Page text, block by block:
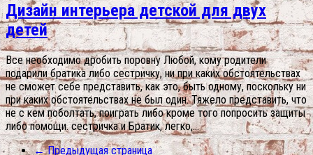
Дизайн интерьера детской для двух
детей
Все необходимо дробить поровну Любой, кому родители
подарили братика либо сестричку, ни при каких обстоятельствах
не сможет себе представить, как это, быть одному, поскольку ни
при каких обстоятельствах не был один. Тяжело представить, что
не с кем поболтать, поиграть либо кроме того попросить защиты
либо помощи. сестричка и Братик, легко,...
← Предыдущая страница